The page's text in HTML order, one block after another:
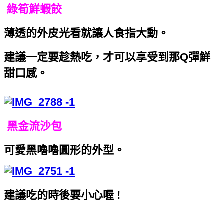
綠筍鮮蝦餃
薄透的外皮光看就讓人食指大動。
建議一定要趁熱吃，才可以享受到那Q彈鮮
甜口感。
黑金流沙包
可愛黑嚕嚕圓形的外型。
建議吃的時後要小心喔 !